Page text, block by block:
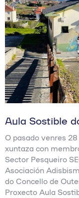
Aula Sostible
O pasado venres
xuntaza con
Sector Pesqueiro
Asociación
do Concello de
Proxecto Aula